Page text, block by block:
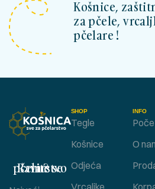
Košnice,
za pčele,
pčelare !
SHOP
Tegle
Košnice
Odjeća
Vrcaljke
INFO
O
Bavite se pčelarstvom ?